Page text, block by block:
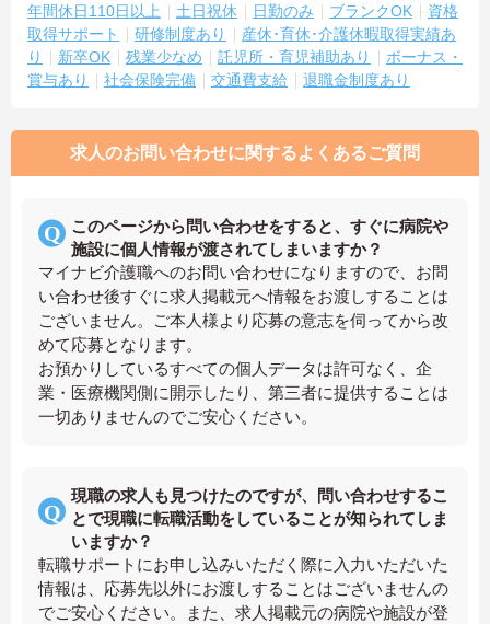
年間休日110日以上
土日祝休 日勤のみ ブランクOK
資格
取得サポート
研修制度あり
産休･育休･介護休暇取得実績あ
り
新卒OK 残業少なめ 託児所・育児補助あり
ボーナス・
賞与あり
社会保険完備 交通費支給 退職金制度あり
求人のお問い合わせに関するよくあるご質問
このページから問い合わせをすると、すぐに病院や
施設に個人情報が渡されてしまいますか？
マイナビ介護職へのお問い合わせになりますので、お問
い合わせ後すぐに求人掲載元へ情報をお渡しすることは
ございません。ご本人様より応募の意志を伺ってから改
めて応募となります。
お預かりしているすべての個人データは許可なく、企
業・医療機関側に開示したり、第三者に提供することは
一切ありませんのでご安心ください。
現職の求人も見つけたのですが、問い合わせするこ
とで現職に転職活動をしていることが知られてしま
いますか？
転職サポートにお申し込みいただく際に入力いただいた
情報は、応募先以外にお渡しすることはございませんの
でご安心ください。また、求人掲載元の病院や施設が登